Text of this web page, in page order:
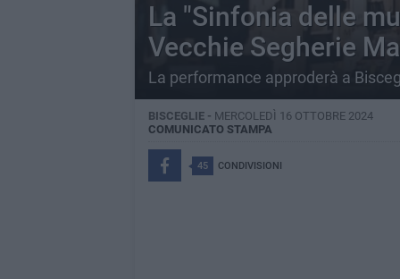
La "Sinfonia delle
Vecchie Segherie
La performance approderà a
BISCEGLIE - MERCOLEDÌ 16 OTTOBRE 2024
COMUNICATO STAMPA
45 CONDIVISIONI